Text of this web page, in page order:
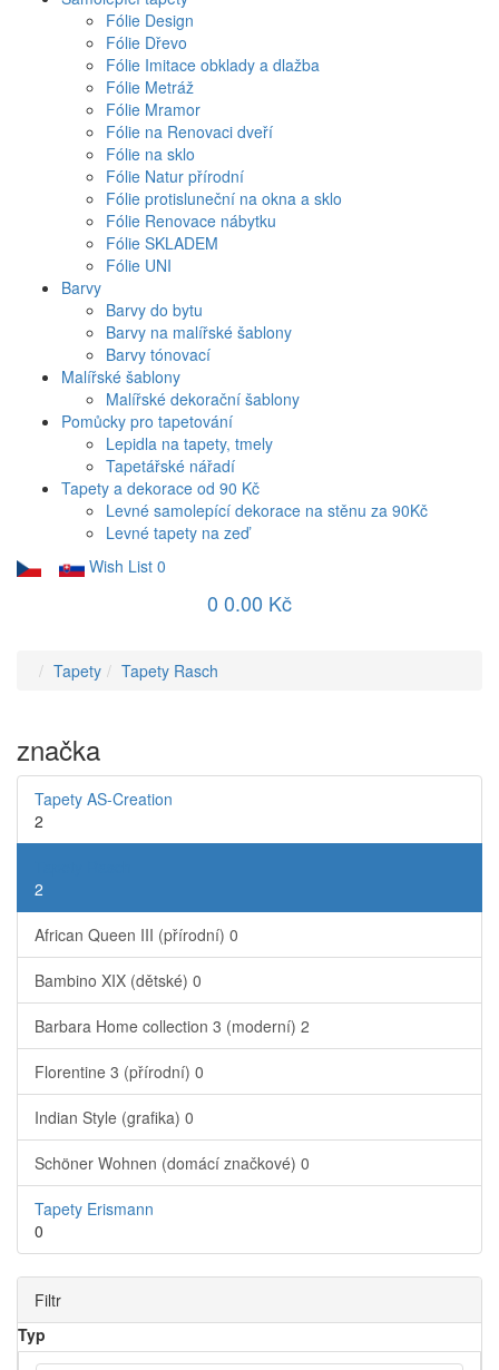
Fólie Design
Fólie Dřevo
Fólie Imitace obklady a dlažba
Fólie Metráž
Fólie Mramor
Fólie na Renovaci dveří
Fólie na sklo
Fólie Natur přírodní
Fólie protisluneční na okna a sklo
Fólie Renovace nábytku
Fólie SKLADEM
Fólie UNI
Barvy
Barvy do bytu
Barvy na malířské šablony
Barvy tónovací
Malířské šablony
Malířské dekorační šablony
Pomůcky pro tapetování
Lepidla na tapety, tmely
Tapetářské nářadí
Tapety a dekorace od 90 Kč
Levné samolepící dekorace na stěnu za 90Kč
Levné tapety na zeď
Wish List 0
0 0.00 Kč
Tapety Tapety Rasch
značka
Tapety AS-Creation
2
2
African Queen III (přírodní) 0
Bambino XIX (dětské) 0
Barbara Home collection 3 (moderní) 2
Florentine 3 (přírodní) 0
Indian Style (grafika) 0
Schöner Wohnen (domácí značkové) 0
Tapety Erismann
0
Filtr
Typ